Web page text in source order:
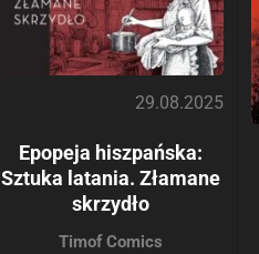
29.08.2025
Epopeja hiszpańska:
Sztuka latania. Złamane
skrzydło
Timof Comics